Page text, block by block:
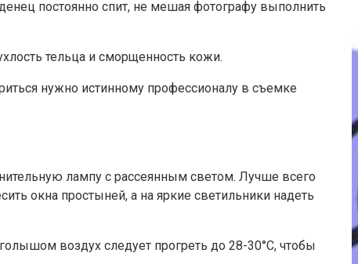
постоянно спит, не мешая фотографу выполнить
тельца и сморщенность кожи.
нужно истинному профессионалу в съемке
лампу с рассеянным светом. Лучше всего
окна простыней, а на яркие светильники надеть
воздух следует прогреть до 28-30°C, чтобы